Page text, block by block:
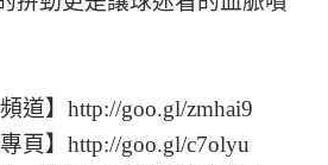
頻道】http://goo.gl/zmhai9
專頁】http://goo.gl/c7olyu